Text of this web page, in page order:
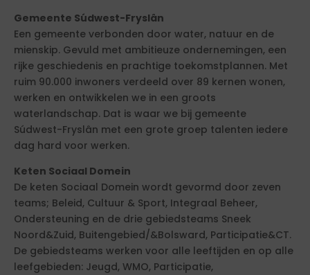
Gemeente Súdwest-Fryslân
Een gemeente verbonden door water, natuur en de
mienskip. Gevuld met ambitieuze ondernemingen, een
rijke geschiedenis en prachtige toekomstplannen. Met
ruim 90.000 inwoners verdeeld over 89 kernen wonen,
werken en ontwikkelen we in een groots
waterlandschap. Dat is waar we bij gemeente
Súdwest-Fryslân met een grote groep talenten iedere
dag hard voor werken.
Keten Sociaal Domein
De keten Sociaal Domein wordt gevormd door zeven
teams; Beleid, Cultuur & Sport, Integraal Beheer,
Ondersteuning en de drie gebiedsteams Sneek
Noord&Zuid, Buitengebied/&Bolsward, Participatie&CT.
De gebiedsteams werken voor alle leeftijden en op alle
leefgebieden: Jeugd, WMO, Participatie,